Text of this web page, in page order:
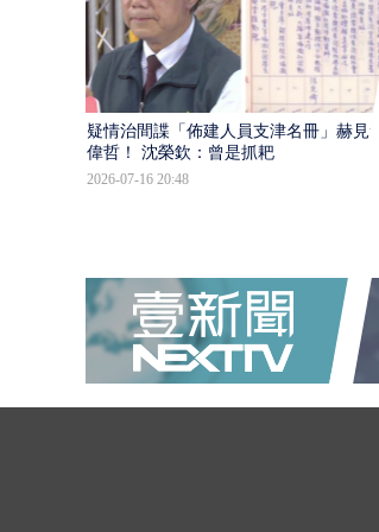
疑情治間諜「佈建人員支津名冊」赫見黃
偉哲！ 沈榮欽：曾是抓耙
2026-07-16 20:48